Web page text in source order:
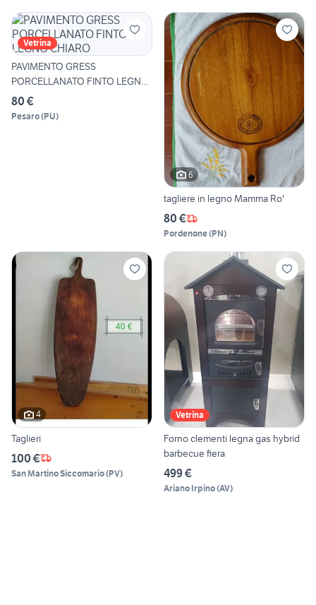
Vetrina
PAVIMENTO GRESS
PORCELLANATO FINTO LEGNO
CHIARO
80 €
Pesaro(PU)
6
tagliere in legno Mamma Ro'
80 €
Pordenone(PN)
4
Taglieri
100 €
San Martino Siccomario(PV)
Vetrina
Forno clementi legna gas hybrid
barbecue fiera
499 €
Ariano Irpino(AV)